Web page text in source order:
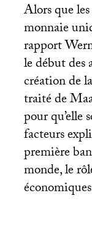
Alors que
monnaie
rapport
le début des
création de la
traité de
pour qu’elle
facteurs
première
monde, le